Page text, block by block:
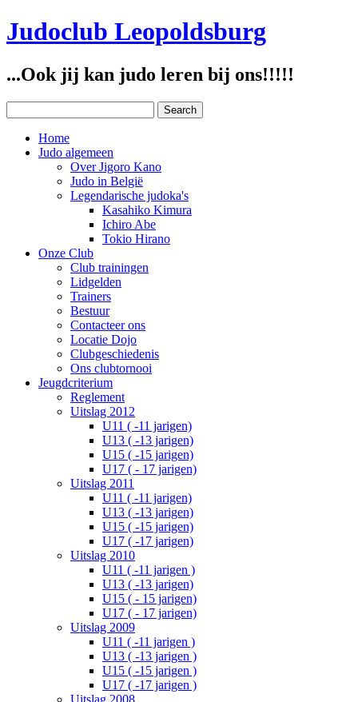
Judoclub Leopoldsburg
...Ook jij kan judo leren bij ons!!!!!
Home
Judo algemeen
Over Jigoro Kano
Judo in België
Legendarische judoka's
Kasahiko Kimura
Ichiro Abe
Tokio Hirano
Onze Club
Club trainingen
Lidgelden
Trainers
Bestuur
Contacteer ons
Locatie Dojo
Clubgeschiedenis
Ons clubtornooi
Jeugdcriterium
Reglement
Uitslag 2012
U11 ( -11 jarigen)
U13 ( -13 jarigen)
U15 ( -15 jarigen)
U17 ( - 17 jarigen)
Uitslag 2011
U11 ( -11 jarigen)
U13 ( -13 jarigen)
U15 ( -15 jarigen)
U17 ( -17 jarigen)
Uitslag 2010
U11 ( -11 jarigen )
U13 ( -13 jarigen)
U15 ( - 15 jarigen)
U17 ( - 17 jarigen)
Uitslag 2009
U11 ( -11 jarigen )
U13 ( -13 jarigen )
U15 ( -15 jarigen )
U17 ( -17 jarigen )
Uitslag 2008